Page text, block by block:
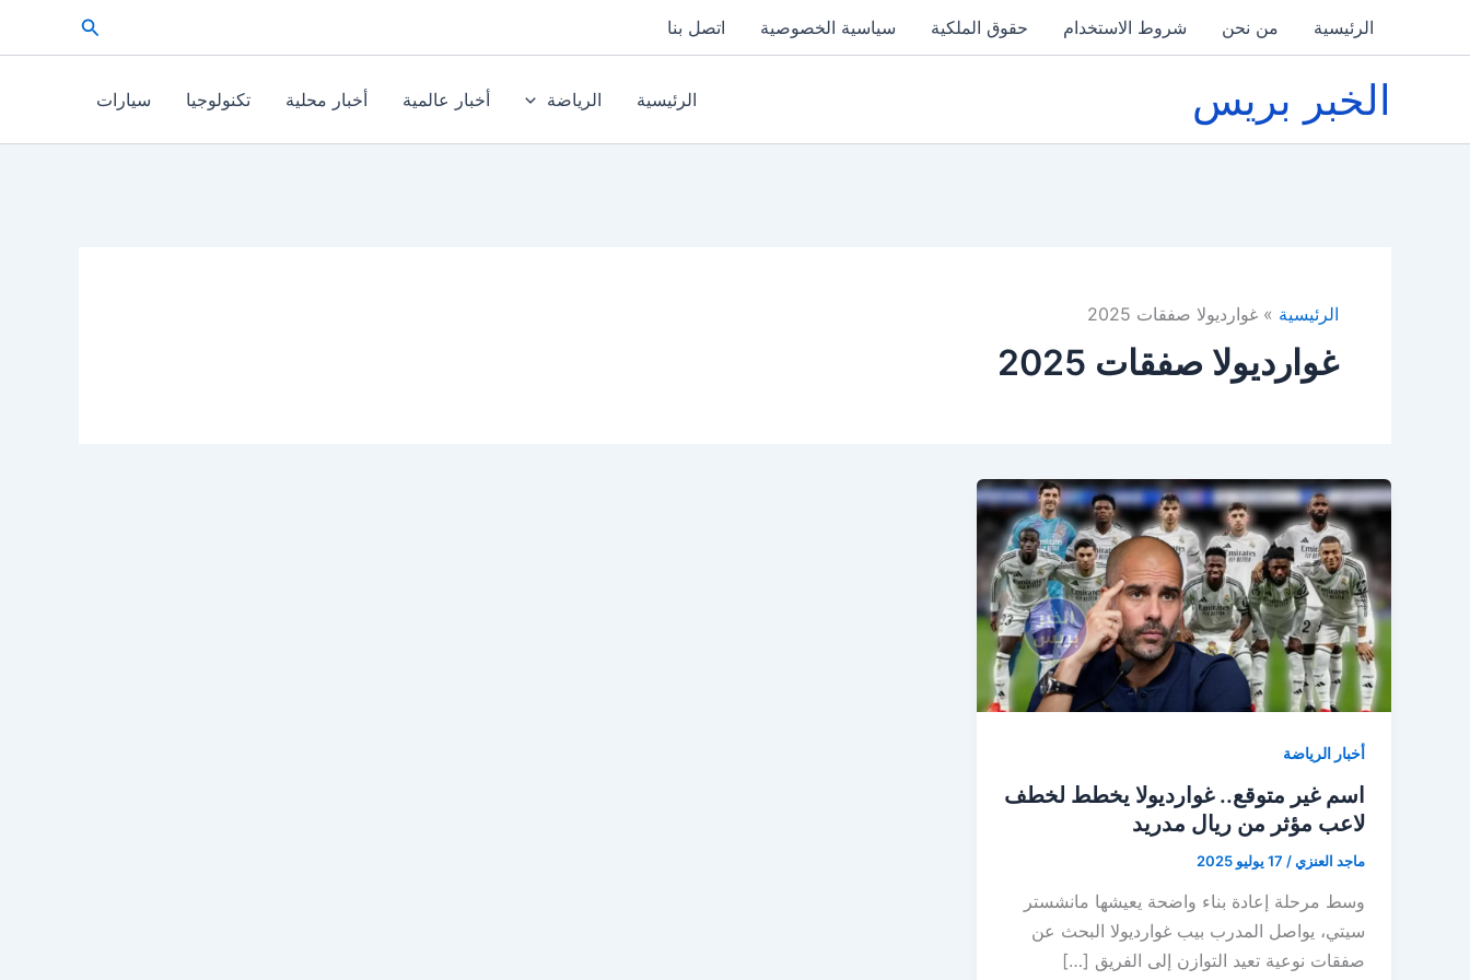
الرئيسية من نحن شروط الاستخدام حقوق الملكية سياسية الخصوصية اتصل بنا البحث
الخبر بريس الرئيسية الرياضة أخبار عالمية أخبار محلية تكنولوجيا سيارات
الرئيسية غوارديولا صفقات 2025
غوارديولا صفقات 2025
أخبار الرياضة
اسم غير متوقع.. غوارديولا يخطط لخطف
لاعب مؤثر من ريال مدريد
ماجد العنزي/ 17 يوليو 2025
وسط مرحلة إعادة بناء واضحة يعيشها مانشستر
سيتي، يواصل المدرب بيب غوارديولا البحث عن
صفقات نوعية تعيد التوازن إلى الفريق […]